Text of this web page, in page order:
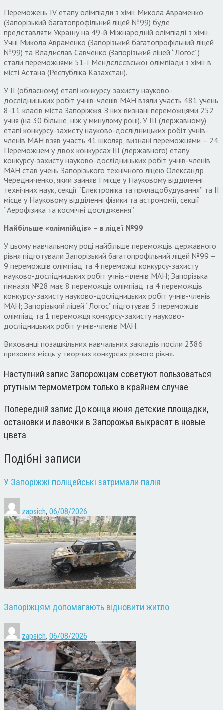
Переможець IV етапу олімпіади з хімії Микола Авраменко
(Запорізький багатопрофільний ліцей №99) буде
представляти Україну на 49-й Міжнародній олімпіаді з хімії.
Учні Микола Авраменко (Запорізький багатопрофільний ліцей
№99) та Владислав Савченко (Запорізький ліцей “Логос”)
стали переможцями 51-ї Мєндєлєєвської олімпіади з хімії в
місті Астана (Республіка Казахстан).
У II (обласному) етапі конкурсу-захисту науково-
дослідницьких робіт учнів-членів МАН взяли участь 481 учень
8-11 класів міста Запоріжжя. З них визнані переможцями 252
учня (на 30 більше, ніж у минулому році). У III (державному)
етапі конкурсу-захисту науково-дослідницьких робіт учнів-
членів МАН взяв участь 41 школяр, визнані переможцями – 24.
Переможцем у двох конкурсах III (державного) етапу
конкурсу-захисту науково-дослідницьких робіт учнів-членів
МАН став учень Запорізького технічного ліцею Олександр
Чередниченко, який зайняв І місце у Науковому відділенні
технічних наук, секції “Електроніка та приладобудування” та II
місце у Науковому відділенні фізики та астрономії, секції
“Аерофізика та космічні дослідження”.
Найбільше «олімпійців» – в ліцеї №99
У цьому навчальному році найбільше переможців державного
рівня підготували Запорізький багатопрофільний ліцей №99 –
9 переможців олімпіад та 4 переможці конкурсу-захисту
науково-дослідницьких робіт учнів-членів МАН; Запорізька
гімназія №28 має 8 переможців олімпіад та 4 переможців
конкурсу-захисту науково-дослідницьких робіт учнів-членів
МАН; Запорізький ліцей “Логос” підготував 5 переможців
олімпіад та 1 переможця конкурсу-захисту науково-
дослідницьких робіт учнів-членів МАН.
Вихованці позашкільних навчальних закладів посіли 2386
призових місць у творчих конкурсах різного рівня.
Наступний запис Запорожцам советуют пользоваться
ртутным термометром только в крайнем случае
Попередній запис До конца июня детские площадки,
остановки и лавочки в Запорожья выкрасят в новые
цвета
Подібні записи
У Запоріжжі поліцейські затримали палія
zapsich, 06/08/2026
Запоріжцям допомагають відновити житло
zapsich, 06/08/2026